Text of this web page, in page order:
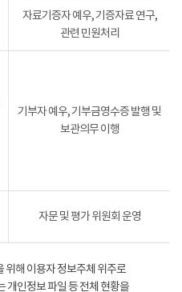
자료기증자 예우, 기증자료 연구,
관련 민원처리
기부자 예우, 기부금영수증 발행 및
보관의무 이행
자문 및 평가 위원회 운영
해 이용자 정보주체 위주로
개인정보 파일 등 전체 현황을